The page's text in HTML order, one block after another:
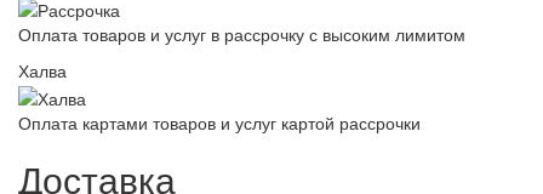
Оплата товаров и услуг в рассрочку с высоким лимитом
Халва
Оплата картами товаров и услуг картой рассрочки
Доставка